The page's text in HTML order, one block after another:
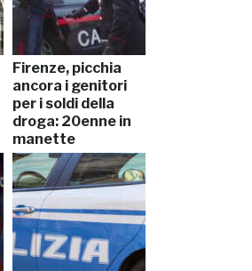
Firenze, picchia
ancora i genitori
per i soldi della
droga: 20enne in
manette